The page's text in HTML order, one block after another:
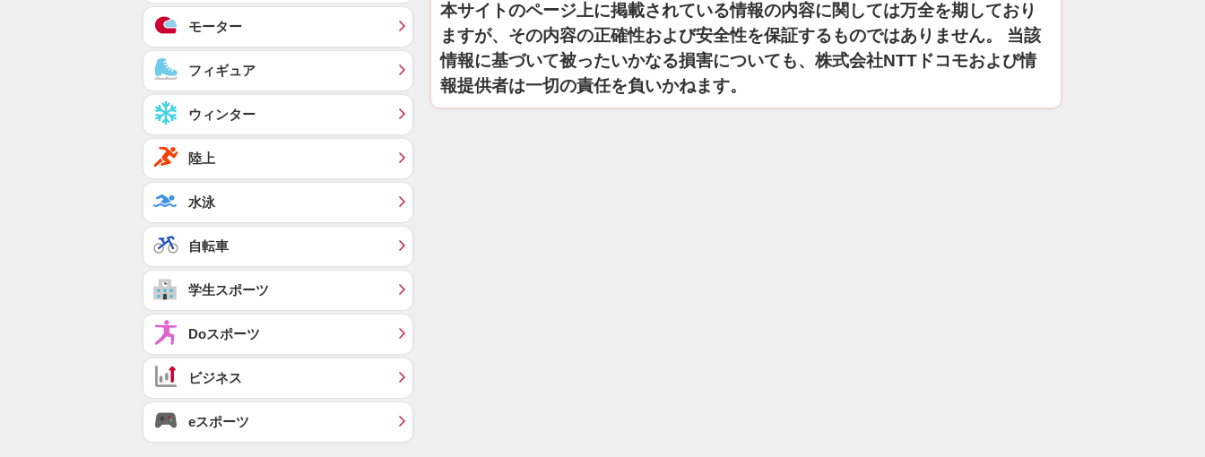
本サイトのページ上に掲載されている情報の内容に関しては万全を期しており
ますが、その内容の正確性および安全性を保証するものではありません。 当該
情報に基づいて被ったいかなる損害についても、株式会社NTTドコモおよび情
報提供者は一切の責任を負いかねます。
モーター
フィギュア
ウィンター
陸上
水泳
自転車
学生スポーツ
Doスポーツ
ビジネス
eスポーツ